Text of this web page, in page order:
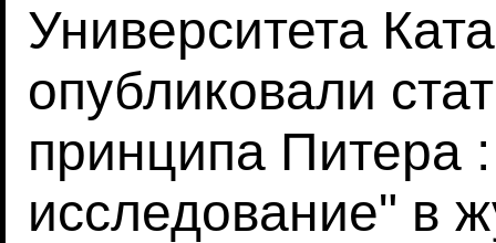
Университета
опубликовали
принципа Питера
исследование" в